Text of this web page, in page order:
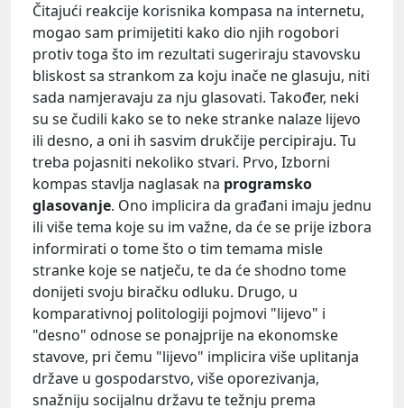
Čitajući reakcije korisnika kompasa na internetu,
mogao sam primijetiti kako dio njih rogobori
protiv toga što im rezultati sugeriraju stavovsku
bliskost sa strankom za koju inače ne glasuju, niti
sada namjeravaju za nju glasovati. Također, neki
su se čudili kako se to neke stranke nalaze lijevo
ili desno, a oni ih sasvim drukčije percipiraju. Tu
treba pojasniti nekoliko stvari. Prvo, Izborni
kompas stavlja naglasak na programsko
glasovanje. Ono implicira da građani imaju jednu
ili više tema koje su im važne, da će se prije izbora
informirati o tome što o tim temama misle
stranke koje se natječu, te da će shodno tome
donijeti svoju biračku odluku. Drugo, u
komparativnoj politologiji pojmovi "lijevo" i
"desno" odnose se ponajprije na ekonomske
stavove, pri čemu "lijevo" implicira više uplitanja
države u gospodarstvo, više oporezivanja,
snažniju socijalnu državu te težnju prema